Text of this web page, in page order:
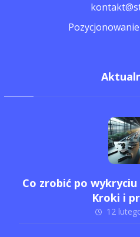
Co zrobić po wykryciu
Kroki i
12